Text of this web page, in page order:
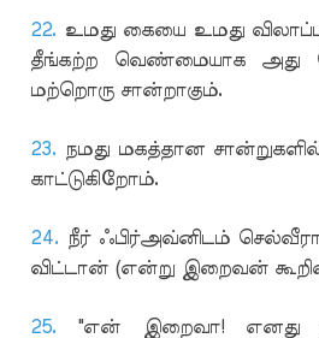
22. உமது கையை உமது
தீங்கற்ற வெண்மையாக அது
மற்றொரு சான்றாகும்.
23.
நமது மகத்தான
காட்டுகிறோம்.
24.
நீர் ஃபிர்அவ்னிடம்
விட்டான் (என்று இறைவன்
25. "என் இறைவா! எனது